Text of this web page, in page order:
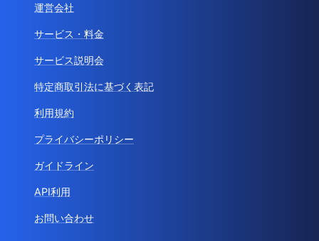
運営会社
サービス・料金
サービス説明会
特定商取引法に基づく表記
利用規約
プライバシーポリシー
ガイドライン
API利用
お問い合わせ